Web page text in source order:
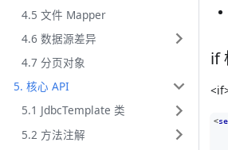
4.5 文件 Mapper
4.6 数据源差异
4.7 分页对象
5. 核心 API
5.1 JdbcTemplate 类
5.2 方法注解
if
<